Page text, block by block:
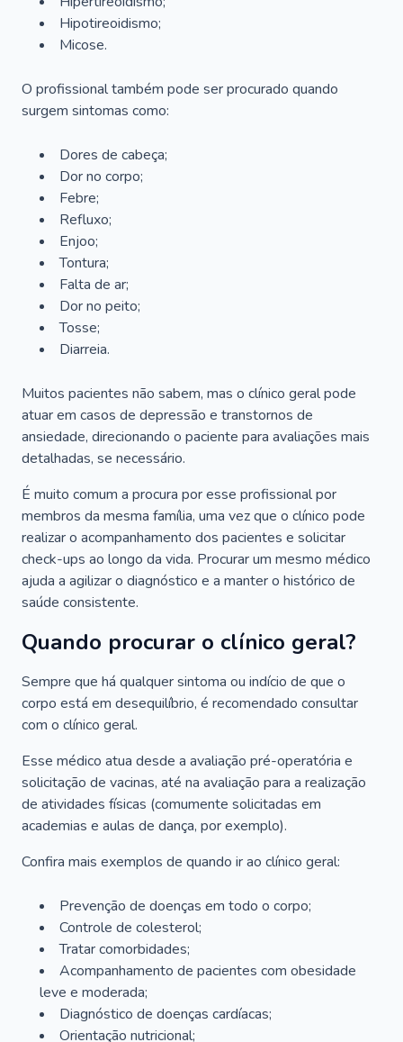
Hipotireoidismo;
Micose.
O profissional também pode ser procurado quando
surgem sintomas como:
Dores de cabeça;
Dor no corpo;
Febre;
Refluxo;
Enjoo;
Tontura;
Falta de ar;
Dor no peito;
Tosse;
Diarreia.
Muitos pacientes não sabem, mas o clínico geral pode
atuar em casos de depressão e transtornos de
ansiedade, direcionando o paciente para avaliações mais
detalhadas, se necessário.
É muito comum a procura por esse profissional por
membros da mesma família, uma vez que o clínico pode
realizar o acompanhamento dos pacientes e solicitar
check-ups ao longo da vida. Procurar um mesmo médico
ajuda a agilizar o diagnóstico e a manter o histórico de
saúde consistente.
Quando procurar o clínico geral?
Sempre que há qualquer sintoma ou indício de que o
corpo está em desequilíbrio, é recomendado consultar
com o clínico geral.
Esse médico atua desde a avaliação pré-operatória e
solicitação de vacinas, até na avaliação para a realização
de atividades físicas (comumente solicitadas em
academias e aulas de dança, por exemplo).
Confira mais exemplos de quando ir ao clínico geral:
Prevenção de doenças em todo o corpo;
Controle de colesterol;
Tratar comorbidades;
Acompanhamento de pacientes com obesidade
leve e moderada;
Diagnóstico de doenças cardíacas;
Orientação nutricional;